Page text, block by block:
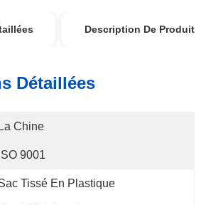
Description De Produit
Détaillées
La Chine
ISO 9001
Tissé En Plastique